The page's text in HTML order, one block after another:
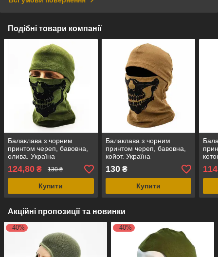
Подібні товари компанії
Балаклава з чорним
принтом череп, бавовна,
олива. Україна
124,80 ₴ 130 ₴
Купити
Балаклава з чорним
принтом череп, бавовна,
койот. Україна
130₴
Купити
114
Акційні пропозиції та новинки
–40% –40%